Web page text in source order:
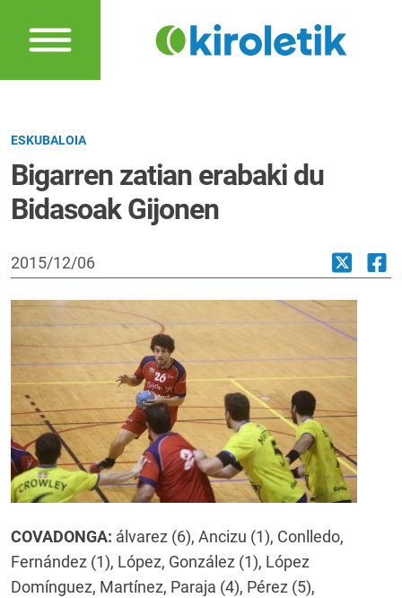
ESKUBALOIA
Bigarren zatian erabaki du
Bidasoak Gijonen
2015/12/06
COVADONGA: álvarez (6), Ancizu (1), Conlledo,
Fernández (1), López, González (1), López
Domínguez, Martínez, Paraja (4), Pérez (5),